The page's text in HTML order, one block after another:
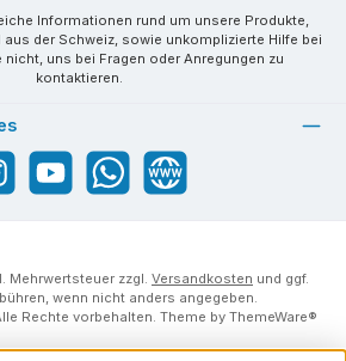
Informationen rund um unsere Produkte,
der Schweiz, sowie unkomplizierte Hilfe bei
nicht, uns bei Fragen oder Anregungen zu
kontaktieren.
YouTube WhatsApp Website
Mehrwertsteuer zzgl. Versandkosten und ggf.
wenn nicht anders angegeben.
Rechte vorbehalten. Theme by ThemeWare®